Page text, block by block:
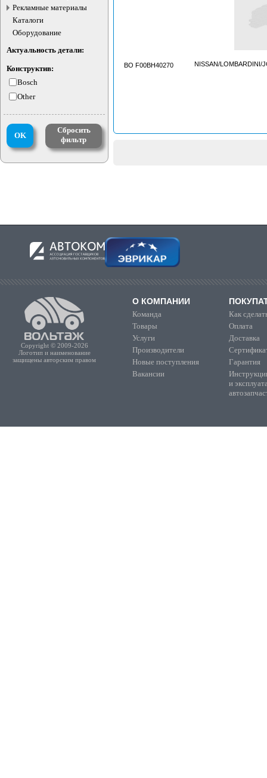
Рекламные материалы
Каталоги
Оборудование
Актуальность детали:
Конструктив:
Bosch
Other
OK
Сбросить
фильтр
BO F00BH40270 NISSAN/LOMBARDINI/
Copyright © 2009-2026
Логотип и наименование
защищены авторским правом
О КОМПАНИИ
Команда
Товары
Услуги
Производители
Новые поступления
Вакансии
Как
Оплата
Доставка
Гарантия
и